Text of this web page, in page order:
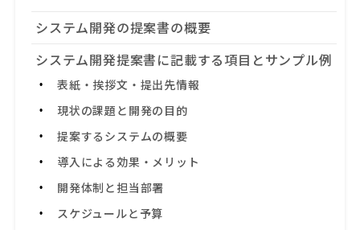
システム開発の提案書の概要
システム開発提案書に記載する項目とサンプル例
表紙・挨拶文・提出先情報
現状の課題と開発の目的
提案するシステムの概要
導入による効果・メリット
開発体制と担当部署
スケジュールと予算